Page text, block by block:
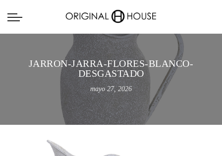
JARRON-JARRA-FLORES-BLANCO-
DESGASTADO
mayo 27, 2026